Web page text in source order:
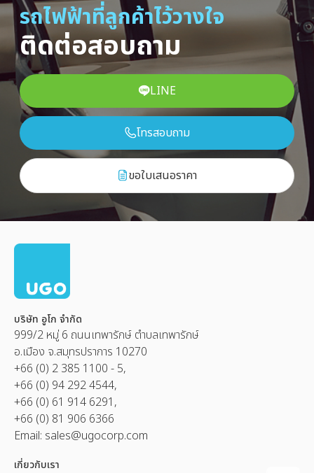
รถไฟฟ้าที่ลูกค้าไว้วางใจ
ติดต่อสอบถาม
LINE
โทรสอบถาม
ขอใบเสนอราคา
บริษัท อูโก จำกัด
999/2 หมู่ 6 ถนนเทพารักษ์ ตำบลเทพารักษ์
อ.เมือง จ.สมุทรปราการ 10270
+66 (0) 2 385 1100 - 5,
+66 (0) 94 292 4544,
+66 (0) 61 914 6291,
+66 (0) 81 906 6366
Email: sales@ugocorp.com
เกี่ยวกับเรา